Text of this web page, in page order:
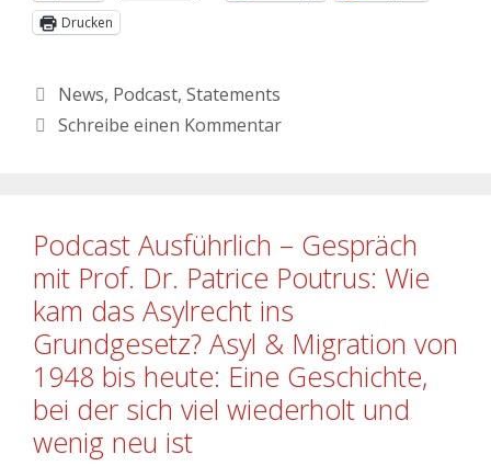
Drucken
News, Podcast, Statements
Schreibe einen Kommentar
Podcast Ausführlich – Gespräch
mit Prof. Dr. Patrice Poutrus: Wie
kam das Asylrecht ins
Grundgesetz? Asyl & Migration von
1948 bis heute: Eine Geschichte,
bei der sich viel wiederholt und
wenig neu ist